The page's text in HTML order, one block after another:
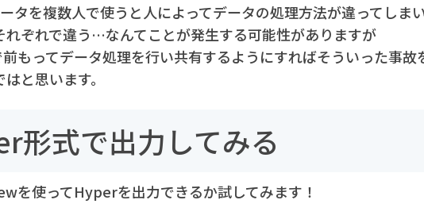
タを複数人で使うと人によってデータの処理方法が違ってしま
れぞれで違う…なんてことが発生する可能性がありますが
もってデータ処理を行い共有するようにすればそういった事故
と思います。
形式で出力してみる
を使ってHyperを出力できるか試してみます！